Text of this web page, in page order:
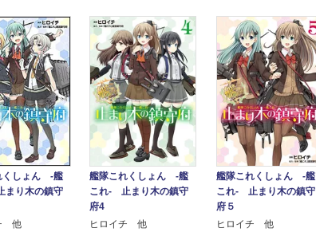
くしょん -艦
り木の鎮守
他
艦隊これくしょん -艦
これ- 止まり木の鎮守
府4
ヒロイチ 他
艦隊これくしょん -艦
これ- 止まり木の鎮守
府５
ヒロイチ 他